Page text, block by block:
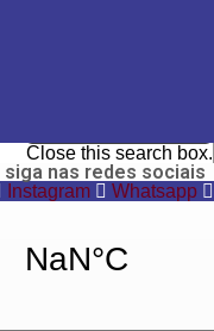
Close this search box.
siga nas redes sociais
Instagram Whatsapp